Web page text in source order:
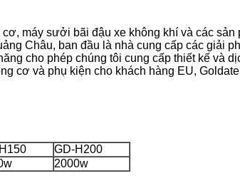
máy sưởi bãi đậu xe không khí và các sản
Châu, ban đầu là nhà cung cấp các giải
cho phép chúng tôi cung cấp thiết kế và
cơ và phụ kiện cho khách hàng EU,
GD-H200
2000w